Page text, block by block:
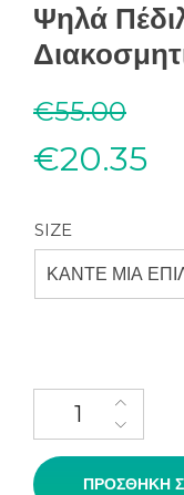
Ψηλά
€55.00
€20.35
SIZE
Ψηλά Πέδιλα με
ΠΡΟΣΘΉΚΗ